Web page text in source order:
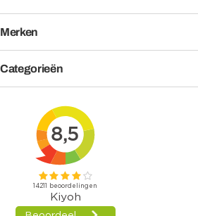
Merken
Categorieën